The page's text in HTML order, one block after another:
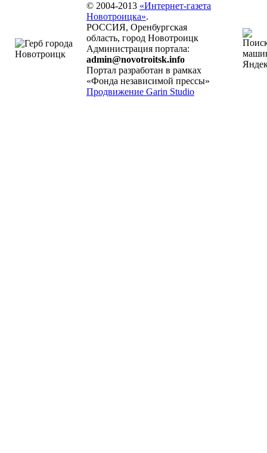
© 2004-2013 «Интернет-газета
Новотроицка».
РОССИЯ, Оренбургская
область, город Новотроицк
Администрация портала:
admin@novotroitsk.info
Портал разработан в рамках
«Фонда независимой прессы»
Продвижение Garin Studio